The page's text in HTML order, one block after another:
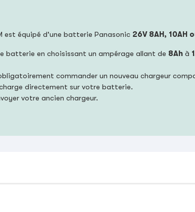
est équipé d'une batterie Panasonic 26V 8AH, 10AH
batterie en choisissant un ampérage allant de 8Ah à
commander un nouveau chargeur
directement sur votre batterie.
votre ancien chargeur.